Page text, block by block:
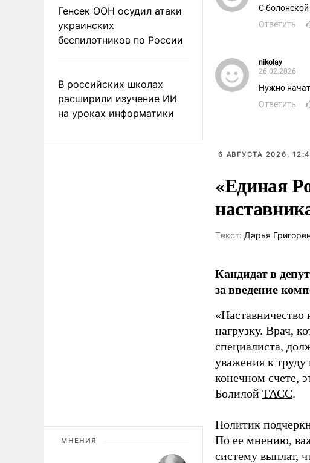
Генсек ООН осудил атаки
украинских
беспилотников по России
В российских школах
расширили изучение ИИ
на уроках информатики
МНЕНИЯ
С
Ответить
nikolay
26.02.2026
Нужно
Ответить
6 АВГУСТА 2026,
«Единая
Tекст: Дарья
Кандидат в
за введение
нагрузку. Врач,
специалиста,
уважения к труду
конечном счете,
Болилой ТАСС.
Политик
По ее мнению,
систему выплат,